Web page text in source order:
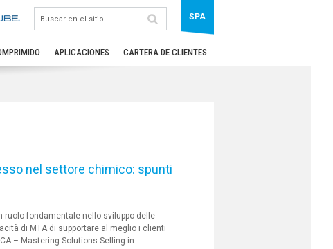
APLICACIONES CARTERA DE CLIENTES
SPA
nel settore chimico: spunti
ruolo fondamentale nello sviluppo delle
di MTA di supportare al meglio i clienti
– Mastering Solutions Selling in...